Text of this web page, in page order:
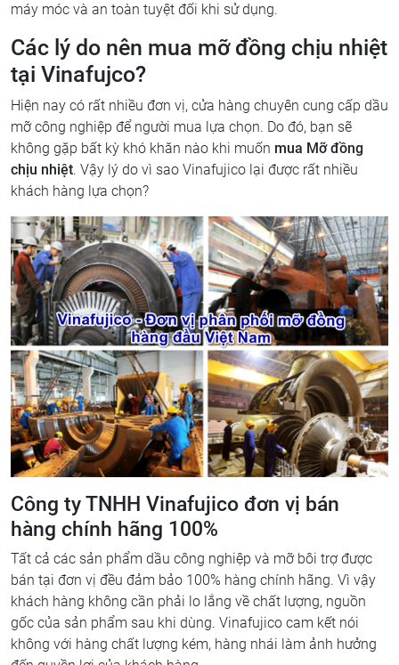
máy móc và an toàn tuyệt đối khi sử dụng.
Các lý do nên mua mỡ đồng chịu nhiệt
tại Vinafujco?
Hiện nay có rất nhiều đơn vị, cửa hàng chuyên cung cấp dầu
mỡ công nghiệp để người mua lựa chọn. Do đó, bạn sẽ
không gặp bất kỳ khó khăn nào khi muốn mua Mỡ đồng
chịu nhiệt. Vậy lý do vì sao Vinafujico lại được rất nhiều
khách hàng lựa chọn?
Công ty TNHH Vinafujico đơn vị bán
hàng chính hãng 100%
Tất cả các sản phẩm dầu công nghiệp và mỡ bôi trợ được
bán tại đơn vị đều đảm bảo 100% hàng chính hãng. Vì vậy
khách hàng không cần phải lo lắng về chất lượng, nguồn
gốc của sản phẩm sau khi dùng. Vinafujico cam kết nói
không với hàng chất lượng kém, hàng nhái làm ảnh hưởng